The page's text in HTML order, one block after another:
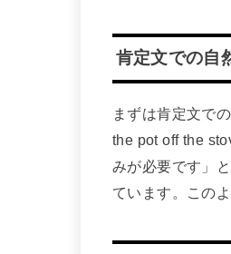
肯定文での自
まずは肯定文で
the pot off the
みが必要です」
ています。この